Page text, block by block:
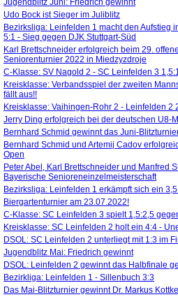
Jugendblitz Juni: Friedrich gewinnt
Udo Bock ist Sieger im Juliblitz
Bezirksliga: Leinfelden 1 macht den Aufstieg
5:1 - Sieg gegen DJK Stuttgart-Süd
Karl Brettschneider erfolgreich beim 29.
Seniorenturnier 2022 in Miedzyzdroje
C-Klasse: SV Nagold 2 - SC Leinfelden 3
Kreisklasse: Verbandsspiel der zweiten
fällt aus!!
Kreisklasse: Vaihingen-Rohr 2 - Leinfelden 2
Jerry Ding erfolgreich bei der deutschen U8-
Bernhard Schmid gewinnt das Juni-
Bernhard Schmid und Artemij Cadov
Open
Peter Abel, Karl Brettschneider und Manfred
Bayerische Senioreneinzelmeisterschaft
Bezirksliga: Leinfelden 1 erkämpft sich ein
Biergartenturnier am 23.07.2022!
C-Klasse: SC Leinfelden 3 spielt 1,5:2,5
Kreisklasse: SC Leinfelden 2 holt ein 4:4 -
DSOL: SC Leinfelden 2 unterliegt mit 1:3 im
Jugendblitz Mai: Friedrich gewinnt
DSOL: Leinfelden 2 gewinnt das Halbfinale
Bezirkliga: Leinfelden 1 - Sillenbuch 3:3
Das Mai-Blitzturnier gewinnt Dr. Markus